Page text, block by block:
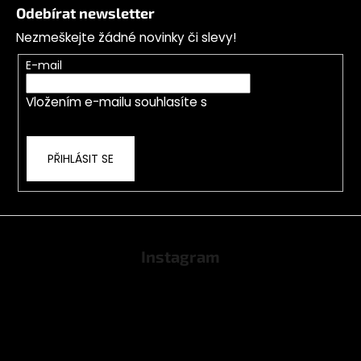
Odebírat newsletter
Nezmeškejte žádné novinky či slevy!
E-mail
Vložením e-mailu souhlasíte s
PŘIHLÁSIT SE
Instagram